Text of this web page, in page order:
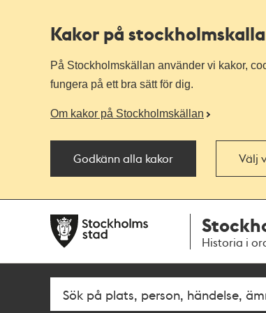
Kakor på
På Stockholmskällan använder vi kakor,
fungera på ett bra sätt för dig.
Om kakor på Stockholmskällan
Godkänn alla kakor Välj
navigationen
huvudinnehållet
Historia i
Fritextsök